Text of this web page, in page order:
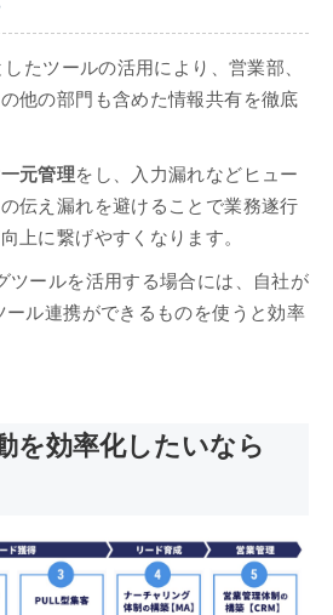
たツールの活用により、営業部、
他の部門も含めた情報共有を徹底
元管理をし、入力漏れなどヒュー
伝え漏れを避けることで業務遂行
上に繋げやすくなります。
ツールを活用する場合には、自社が
ル連携ができるものを使うと効率
を効率化したいなら